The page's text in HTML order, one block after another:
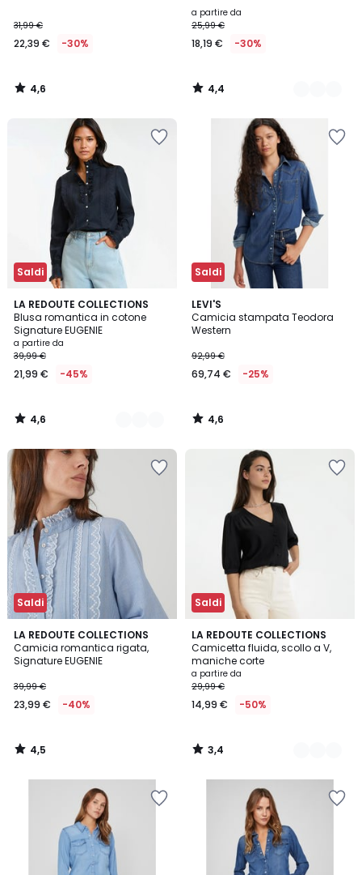
31,99 €
22,39 € -30%
4,6
/
a partire da
25,99 €
18,19 € -30%
4,4
/
Saldi
LA REDOUTE COLLECTIONS
Blusa romantica in cotone
Signature EUGENIE
a partire da
39,99 €
21,99 € -45%
4,6
/ 5
2
Colori
4,6
/
Saldi
LEVI'S
Camicia stampata Teodora
Western
92,99 €
69,74 € -25%
4,6
/ 5
4,6
/
Saldi
LA REDOUTE COLLECTIONS
Camicia romantica rigata,
Signature EUGENIE
39,99 €
23,99 € -40%
4,5
/ 5
4,5
/
Saldi
LA REDOUTE COLLECTIONS
Camicetta fluida, scollo a V,
maniche corte
a partire da
29,99 €
14,99 € -50%
3,4
/ 5
2
Colori
3,4
/